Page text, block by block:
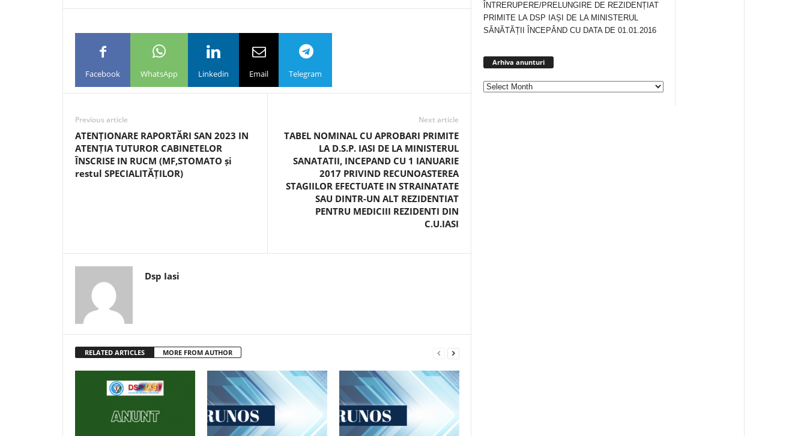
Facebook WhatsApp Linkedin Email Telegram
Previous article
ATENȚIONARE RAPORTĂRI SAN 2023 IN
ATENȚIA TUTUROR CABINETELOR
ÎNSCRISE IN RUCM (MF,STOMATO și
restul SPECIALITĂȚILOR)
Next article
TABEL NOMINAL CU APROBARI PRIMITE
LA D.S.P. IASI DE LA MINISTERUL
SANATATII, INCEPAND CU 1 IANUARIE
2017 PRIVIND RECUNOASTEREA
STAGIILOR EFECTUATE IN STRAINATATE
SAU DINTR-UN ALT REZIDENTIAT
PENTRU MEDICIII REZIDENTI DIN
C.U.IASI
Dsp Iasi
RELATED ARTICLES MORE FROM AUTHOR
ÎNTRERUPERE/PRELUNGIRE DE REZIDENȚIAT
PRIMITE LA DSP IAȘI DE LA MINISTERUL
SĂNĂTĂȚII ÎNCEPÂND CU DATA DE 01.01.2016
Arhiva anunturi